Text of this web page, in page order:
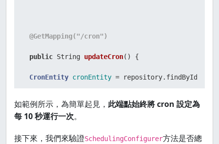
@GetMapping("/cron")
public String updateCron() {
CronEntity cronEntity = repository.findById(
cronEntity.setCronExpression(
repository.save(cronEntity);
如範例所示，為簡單起見， 此端點始終將 cron 設定為
每 10 秒運行一次。
接下來，我們來驗證SchedulingConfigurer方法是否總